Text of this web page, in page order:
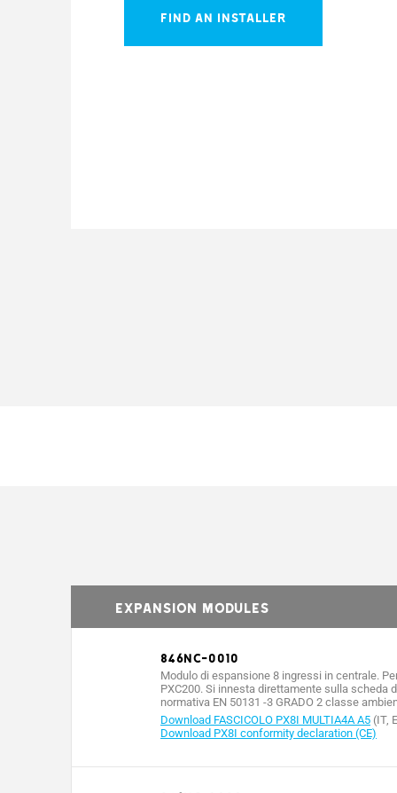
FIND AN INSTALLER
EXPANSION MODULES
846NC-0010
Modulo di espansione 8 ingressi in centrale.
PXC200. Si innesta direttamente sulla scheda
normativa EN 50131 -3 GRADO 2 classe
Download FASCICOLO PX8I MULTIA4A A5 (IT,
Download PX8I conformity declaration (CE)